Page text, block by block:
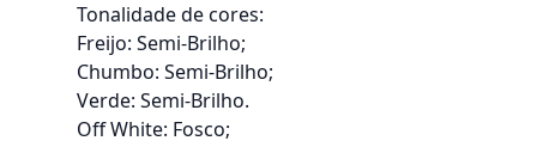
Tonalidade de cores:
Freijo: Semi-Brilho;
Chumbo: Semi-Brilho;
Verde: Semi-Brilho.
Off White: Fosco;